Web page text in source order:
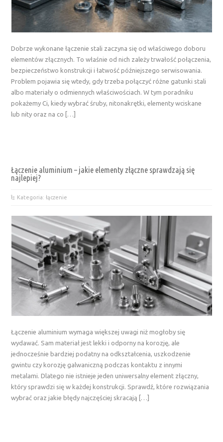
Dobrze wykonane łączenie stali zaczyna się od właściwego doboru
elementów złącznych. To właśnie od nich zależy trwałość połączenia,
bezpieczeństwo konstrukcji i łatwość późniejszego serwisowania.
Problem pojawia się wtedy, gdy trzeba połączyć różne gatunki stali
albo materiały o odmiennych właściwościach. W tym poradniku
pokażemy Ci, kiedy wybrać śruby, nitonakrętki, elementy wciskane
lub nity oraz na co […]
Łączenie aluminium – jakie elementy złączne sprawdzają się
najlepiej?
Kategoria: łączenie
Łączenie aluminium wymaga większej uwagi niż mogłoby się
wydawać. Sam materiał jest lekki i odporny na korozję, ale
jednocześnie bardziej podatny na odkształcenia, uszkodzenie
gwintu czy korozję galwaniczną podczas kontaktu z innymi
metalami. Dlatego nie istnieje jeden uniwersalny element złączny,
który sprawdzi się w każdej konstrukcji. Sprawdź, które rozwiązania
wybrać oraz jakie błędy najczęściej skracają […]